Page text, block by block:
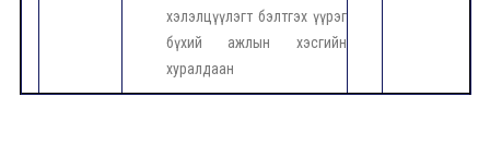
хэлэлцүүлэгт бэлтгэх үүрэг
бүхий ажлын хэсгийн
хуралдаан